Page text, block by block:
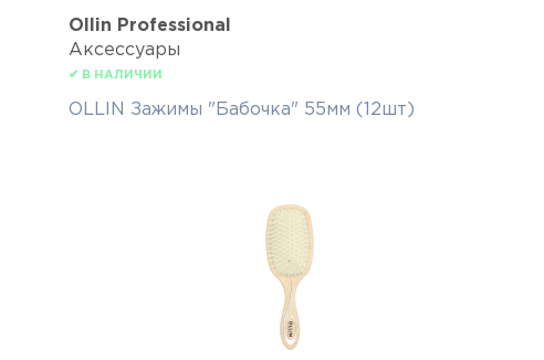
Ollin Professional
Аксессуары
✔ В НАЛИЧИИ
OLLIN Зажимы "Бабочка" 55мм (12шт)